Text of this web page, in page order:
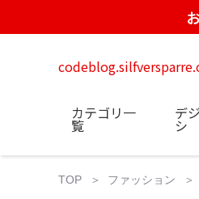
カテゴリ一
覧
デ
シ
TOP ファッション